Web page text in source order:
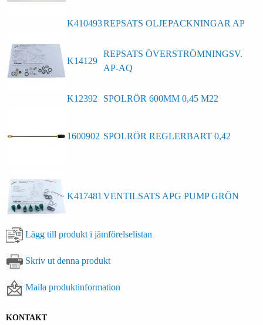
K410493REPSATS OLJEPACKNINGAR AP
K14129
REPSATS ÖVERSTRÖMNINGSV.
AP-AQ
K12392 SPOLRÖR 600MM 0,45 M22
1600902 SPOLRÖR REGLERBART 0,42
K417481 VENTILSATS APG PUMP GRÖN
Lägg till produkt i jämförelselistan
Skriv ut denna produkt
Maila produktinformation
KONTAKT